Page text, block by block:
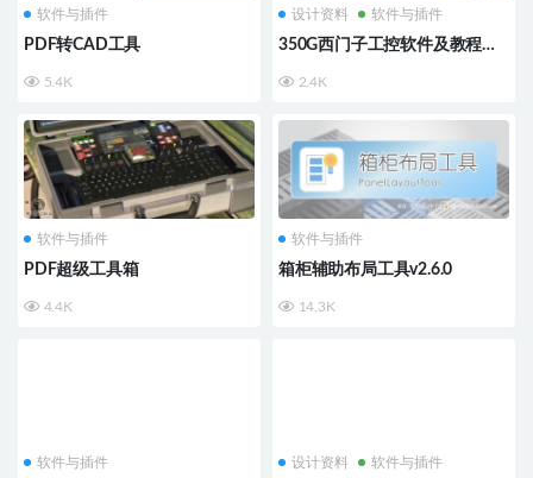
软件与插件
PDF转CAD工具
5.4K
设计资料 软件与插件
350G西门子工控软件及教程合
2.4K
软件与插件
PDF超级工具箱
4.4K
软件与插件
箱柜辅助布局工具v2.6.0
14.3K
软件与插件 设计资料 软件与插件